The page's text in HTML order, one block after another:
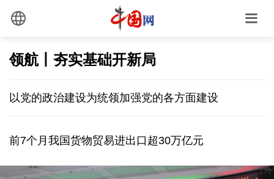
领航丨夯实基础开新局
以党的政治建设为统领加强党的各方面建设
前7个月我国货物贸易进出口超30万亿元